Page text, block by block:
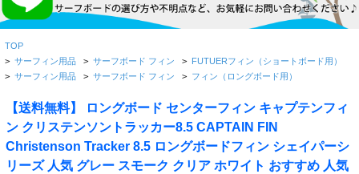
TOP
> サーフィン用品 > サーフボード フィン > FUTUERフィン（ショートボード用）
> サーフィン用品 > サーフボード フィン > フィン（ロングボード用）
【送料無料】 ロングボード センターフィン キャプテンフィ
ン クリステンソントラッカー8.5 CAPTAIN FIN
Christenson Tracker 8.5 ロングボードフィン シェイパーシ
リーズ 人気 グレー スモーク クリア ホワイト おすすめ 人気